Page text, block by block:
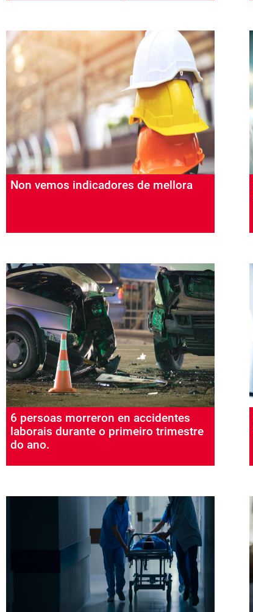
Non vemos indicadores de mellora
6 persoas morreron en accidentes
laborais durante o primeiro trimestre
do ano.